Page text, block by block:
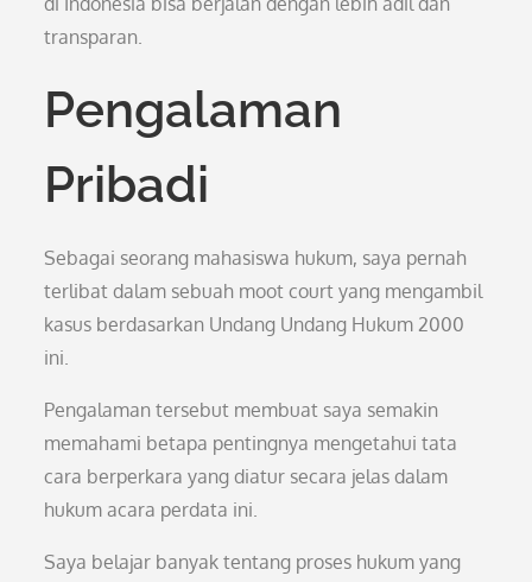
transparan.
Pengalaman
Pribadi
Sebagai seorang mahasiswa hukum, saya pernah
terlibat dalam sebuah moot court yang mengambil
kasus berdasarkan Undang Undang Hukum 2000
ini.
Pengalaman tersebut membuat saya semakin
memahami betapa pentingnya mengetahui tata
cara berperkara yang diatur secara jelas dalam
hukum acara perdata ini.
Saya belajar banyak tentang proses hukum yang